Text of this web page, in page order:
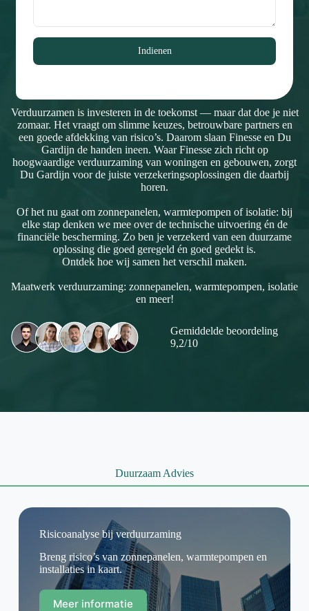
Indienen
Verduurzamen is investeren in de toekomst — maar dat doe je niet
zomaar. Het vraagt om slimme keuzes, betrouwbare partners en
een goede afdekking van risico’s. Daarom slaan Finesse en Du
Gardijn de handen ineen. Waar Finesse zich richt op
hoogwaardige verduurzaming van woningen en gebouwen, zorgt
Du Gardijn voor de juiste verzekeringsoplossingen die daarbij
horen.
Of het nu gaat om zonnepanelen, warmtepompen of isolatie: bij
elke stap denken we mee over de technische uitvoering én de
financiële bescherming. Zo ben je verzekerd van een duurzame
oplossing die goed geregeld én goed gedekt is.
Ontdek hoe wij samen het verschil maken.
Maatwerk verduurzaming: zonnepanelen, warmtepompen, isolatie
en meer!
Gemiddelde beoordeling
9,2/10
Duurzaam Advies
Risicoanalyse bij verduurzaming
Breng risico’s van zonnepanelen, warmtepompen en
installaties in kaart.
Meer informatie